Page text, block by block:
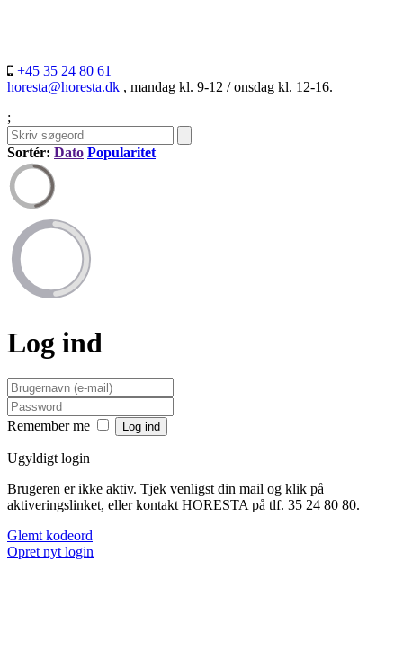
+45 35 24 80 61
horesta@horesta.dk , mandag kl. 9-12 / onsdag kl. 12-16.
;
Sortér: Dato Popularitet
Log ind
Remember me
Ugyldigt login
Brugeren er ikke aktiv. Tjek venligst din mail og klik på
aktiveringslinket, eller kontakt HORESTA på tlf. 35 24 80 80.
Glemt kodeord
Opret nyt login